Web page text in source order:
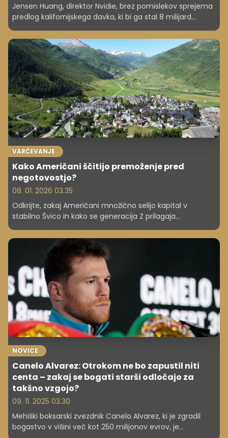
Jensen Huang, direktor Nvidie, brez pomislekov sprejema
predlog kalifornijskega davka, ki bi ga stal 8 milijard
tako kot drugi bogataši?
VARČEVANJE
Kako Američani ščitijo premoženje pred
negotovostjo?
08. 01. 2026 03.35
Odkrijte, zakaj Američani množično selijo kapital v
stabilno Švico in kako se generacija Z prilagaja
ekonomskim izzivom.
NOVICE
Canelo Alvarez: Otrokom ne bo zapustil niti
centa – zakaj se bogati starši odločajo za
takšno vzgojo?
09. 11. 2025 03.30
Mehiški boksarski zvezdnik Canelo Alvarez, ki je zgradil
bogastvo v višini več kot 250 milijonov evrov, je